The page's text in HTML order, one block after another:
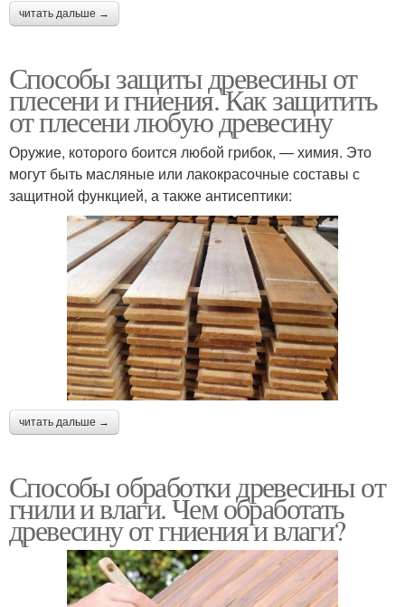
читать дальше →
Способы защиты древесины от
плесени и гниения. Как защитить
от плесени любую древесину
Оружие, которого боится любой грибок, — химия. Это
могут быть масляные или лакокрасочные составы с
защитной функцией, а также антисептики:
читать дальше →
Способы обработки древесины от
гнили и влаги. Чем обработать
древесину от гниения и влаги?